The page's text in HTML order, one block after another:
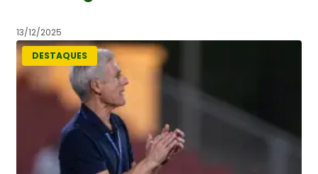
13/12/2025
DESTAQUES